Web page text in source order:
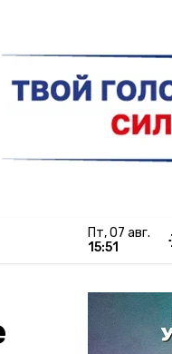
пт, 07 авг.
15:51